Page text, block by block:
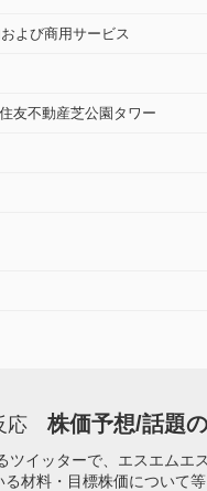
よび商用サービス
友不動産芝公園タワー
応 株価予想/話題
イッターで、エスエムエ
材料・目標株価について等